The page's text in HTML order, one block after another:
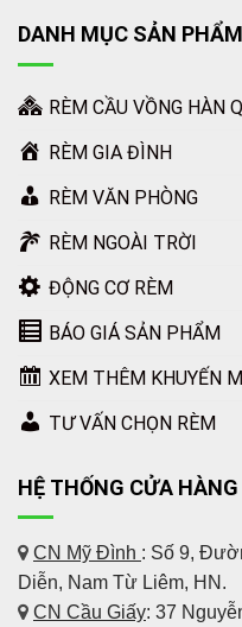
DANH MỤC SẢN PHẨM
RÈM CẦU VỒNG HÀN
RÈM GIA ĐÌNH
RÈM VĂN PHÒNG
RÈM NGOÀI TRỜI
ĐỘNG CƠ RÈM
BÁO GIÁ SẢN PHẨM
XEM THÊM KHUYẾN
TƯ VẤN CHỌN RÈM
HỆ THỐNG CỬA HÀNG
CN Mỹ Đình : Số 9,
Diễn, Nam Từ Liêm, HN.
CN Cầu Giấy: 37